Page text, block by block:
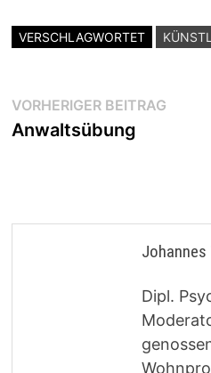
VERSCHLAGWORTET
Beitragsnavigation
VORHERIGER BEITRAG
Anwaltsübung
Dipl.